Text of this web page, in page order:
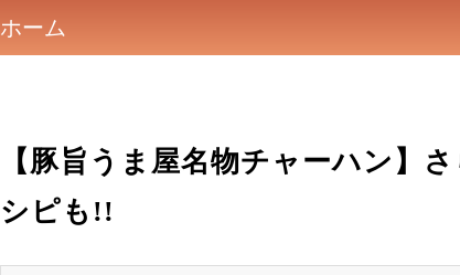
ホーム
【豚旨うま屋名物チャーハン】
シピも!!